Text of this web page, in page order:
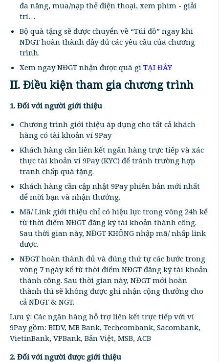
đa năng, mua/nạp thẻ điện thoại, xem phim - giải
trí…
Bộ quà tặng sẽ được chuyển về “Túi đồ” ngay khi
NĐGT hoàn thành đầy đủ các yêu cầu của chương
trình.
Xem ngay NĐGT nhận được quà gì TẠI ĐÂY
II. Điều kiện tham gia chương trình
1. Đối với người giới thiệu
Chương trình giới thiệu áp dụng cho tất cả khách
hàng có tài khoản ví 9Pay
Khách hàng cần liên kết ngân hàng trực tiếp và xác
thực tài khoản ví 9Pay (KYC) để tránh trường hợp
tranh chấp quà tặng.
Khách hàng cần cập nhật 9Pay phiên bản mới nhất
để mời bạn và nhận thưởng.
Mã/ Link giới thiệu chỉ có hiệu lực trong vòng 24h kể
từ thời điểm NĐGT đăng ký tài khoản thành công.
Sau thời gian này, NĐGT KHÔNG nhập mã/ nhấp link
được.
NĐGT hoàn thành đủ và đúng thứ tự các bước trong
vòng 7 ngày kể từ thời điểm NĐGT đăng ký tài khoản
thành công. Sau thời gian này, NĐGT mới hoàn
thành thì sẽ không được ghi nhận cộng thưởng cho
cả NĐGT & NGT.
Lưu ý: Các ngân hàng hỗ trợ liên kết trực tiếp với ví
9Pay gồm: BIDV, MB Bank, Techcombank, Sacombank,
VietinBank, VPBank, Bản Việt, MSB, ACB
2. Đối với người được giới thiệu